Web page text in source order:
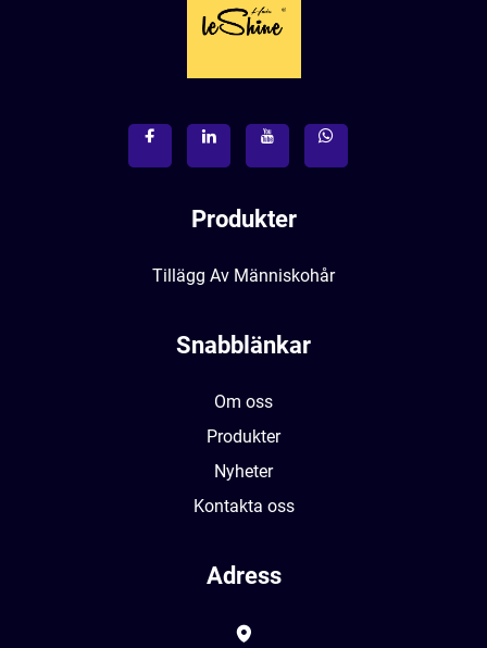
Produkter
Tillägg Av Människohår
Snabblänkar
Om oss
Produkter
Nyheter
Kontakta oss
Adress